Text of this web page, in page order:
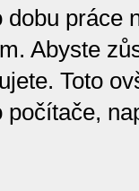
dobu práce
Abyste
Toto